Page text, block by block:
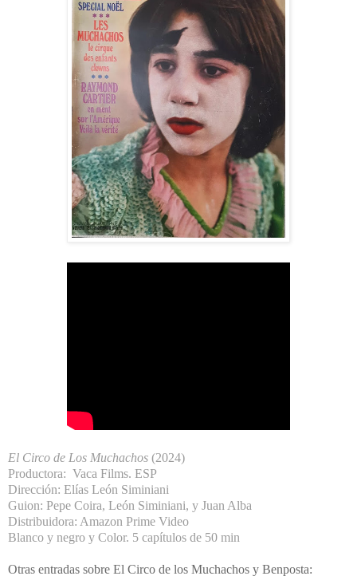
El Circo de Los Muchachos (2024)
Productora: Vaca Films. ESP
Dirección: Elías León Siminiani
Guion: Pepe Coira, León Siminiani, y Juan Alba
Distribuidora: Amazon Prime Video
Blanco y negro y Color. 5 capítulos de 50 min
Otras entradas sobre El Circo de los Muchachos y Benposta: